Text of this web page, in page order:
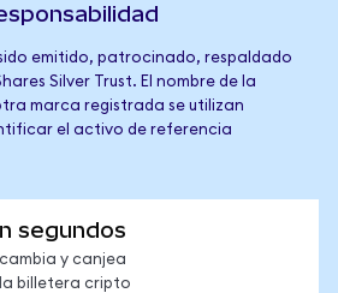
emitido, patrocinado, respaldado
Silver Trust. El nombre de la
marca registrada se utilizan
el activo de referencia
segundos
y canjea
la billetera cripto